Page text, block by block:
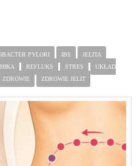
PYLORI IBS
JELITA
REFLUKS STRES
UKŁAD
ZDROWIE ZDROWIE JELIT